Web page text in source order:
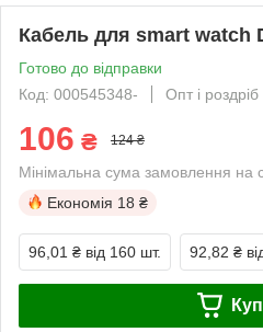
Кабель для smart watch
Готово до відправки
Код: 000545348-
Опт і роздріб
106 ₴ 124 ₴
Мінімальна сума замовлення на
Економія 18 ₴
96,01 ₴ від 160 шт. 92,82 ₴